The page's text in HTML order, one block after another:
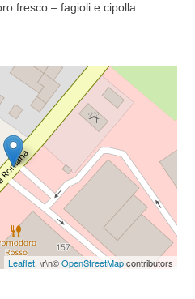
fresco – fagioli e cipolla
Leaflet, \r\n©OpenStreetMapcontributors